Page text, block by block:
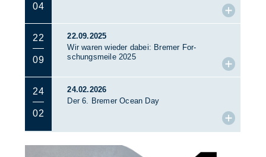
04
22
09
22.09.2025
Wir wa­ren wie­der da­bei: Bre­mer For­
schungs­mei­le 2025
24
02
24.02.2026
Der 6. Bre­mer Oce­an Day